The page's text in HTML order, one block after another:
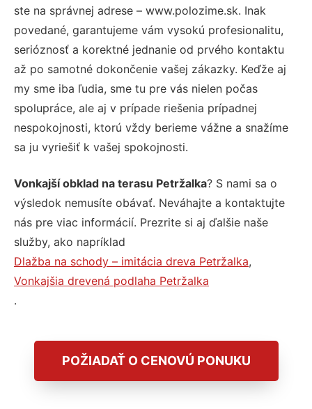
ste na správnej adrese – www.polozime.sk. Inak
povedané, garantujeme vám vysokú profesionalitu,
serióznosť a korektné jednanie od prvého kontaktu
až po samotné dokončenie vašej zákazky. Keďže aj
my sme iba ľudia, sme tu pre vás nielen počas
spolupráce, ale aj v prípade riešenia prípadnej
nespokojnosti, ktorú vždy berieme vážne a snažíme
sa ju vyriešiť k vašej spokojnosti.
Vonkajší obklad na terasu Petržalka? S nami sa o
výsledok nemusíte obávať. Neváhajte a kontaktujte
nás pre viac informácií. Prezrite si aj ďalšie naše
služby, ako napríklad
Dlažba na schody – imitácia dreva Petržalka,
Vonkajšia drevená podlaha Petržalka
.
POŽIADAŤ O CENOVÚ PONUKU